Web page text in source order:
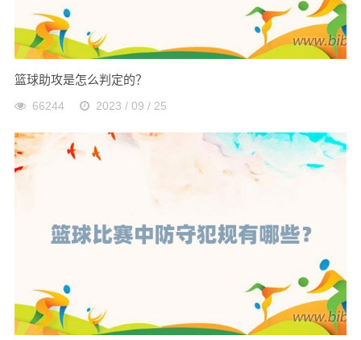
篮球助攻是怎么判定的？
66244 2023 / 09 / 25